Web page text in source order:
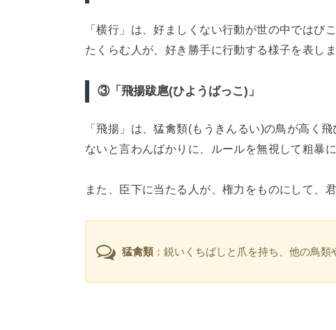
「横行」は、好ましくない行動が世の中ではび
たくらむ人が、好き勝手に行動する様子を表しま
③「飛揚跋扈(ひようばっこ)」
「飛揚」は、猛禽類(もうきんるい)の鳥が高く
ないと言わんばかりに、ルールを無視して粗暴
また、臣下に当たる人が、権力をものにして、
猛禽類：鋭いくちばしと爪を持ち、他の鳥類